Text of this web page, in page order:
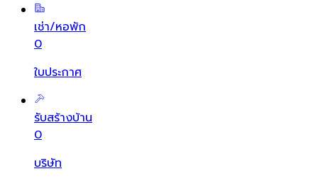
เช่า/หอพัก
0
ใบประกาศ
รับสร้างบ้าน
0
บริษัท